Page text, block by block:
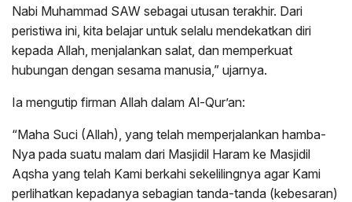
Nabi Muhammad SAW sebagai utusan terakhir. Dari
peristiwa ini, kita belajar untuk selalu mendekatkan diri
kepada Allah, menjalankan salat, dan memperkuat
hubungan dengan sesama manusia,” ujarnya.
Ia mengutip firman Allah dalam Al-Qur’an:
“Maha Suci (Allah), yang telah memperjalankan hamba-
Nya pada suatu malam dari Masjidil Haram ke Masjidil
Aqsha yang telah Kami berkahi sekelilingnya agar Kami
perlihatkan kepadanya sebagian tanda-tanda (kebesaran)